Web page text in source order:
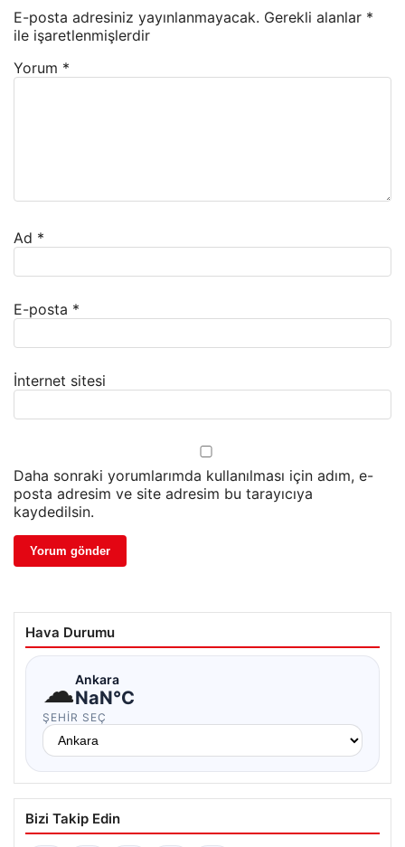
E-posta adresiniz yayınlanmayacak. Gerekli alanlar *
ile işaretlenmişlerdir
Yorum *
Ad *
E-posta *
İnternet sitesi
Daha sonraki yorumlarımda kullanılması için adım, e-
posta adresim ve site adresim bu tarayıcıya
kaydedilsin.
Hava Durumu
☁Ankara
NaN°C
ŞEHIR SEÇ
Bizi Takip Edin